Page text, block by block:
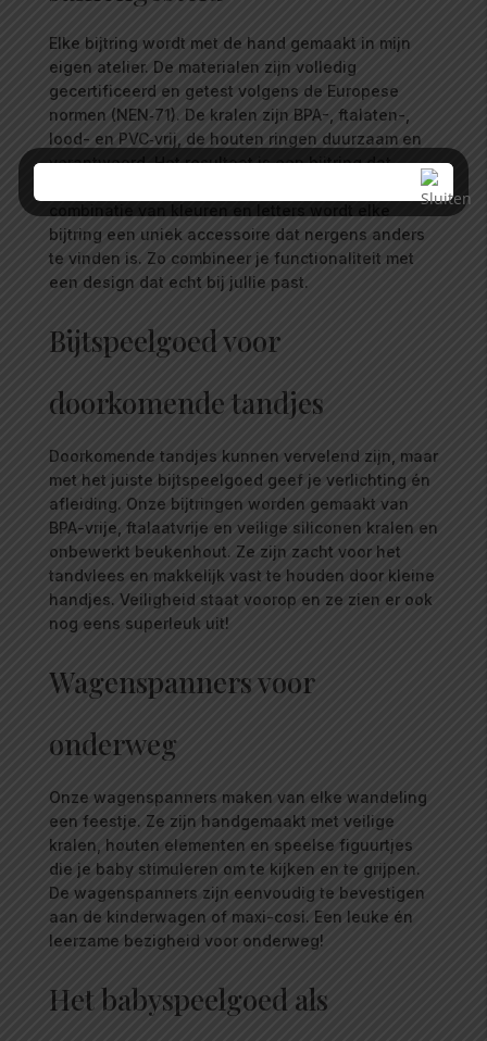
Elke bijtring wordt met de hand gemaakt in mijn
eigen atelier. De materialen zijn volledig
gecertificeerd en getest volgens de Europese
normen (NEN‑71). De kralen zijn BPA-, ftalaten-,
lood- en PVC‑vrij, de houten ringen duurzaam en
verantwoord. Het resultaat is een bijtring dat
bijtring een uniek accessoire dat nergens anders
te vinden is. Zo combineer je functionaliteit met
een design dat echt bij jullie past.
Bijtspeelgoed voor
doorkomende tandjes
Doorkomende tandjes kunnen vervelend zijn, maar
met het juiste bijtspeelgoed geef je verlichting én
afleiding. Onze bijtringen worden gemaakt van
BPA-vrije, ftalaatvrije en veilige siliconen kralen en
onbewerkt beukenhout. Ze zijn zacht voor het
tandvlees en makkelijk vast te houden door kleine
handjes. Veiligheid staat voorop en ze zien er ook
nog eens superleuk uit!
Wagenspanners voor
onderweg
Onze wagenspanners maken van elke wandeling
een feestje. Ze zijn handgemaakt met veilige
kralen, houten elementen en speelse figuurtjes
die je baby stimuleren om te kijken en te grijpen.
De wagenspanners zijn eenvoudig te bevestigen
aan de kinderwagen of maxi-cosi. Een leuke én
leerzame bezigheid voor onderweg!
Het babyspeelgoed als